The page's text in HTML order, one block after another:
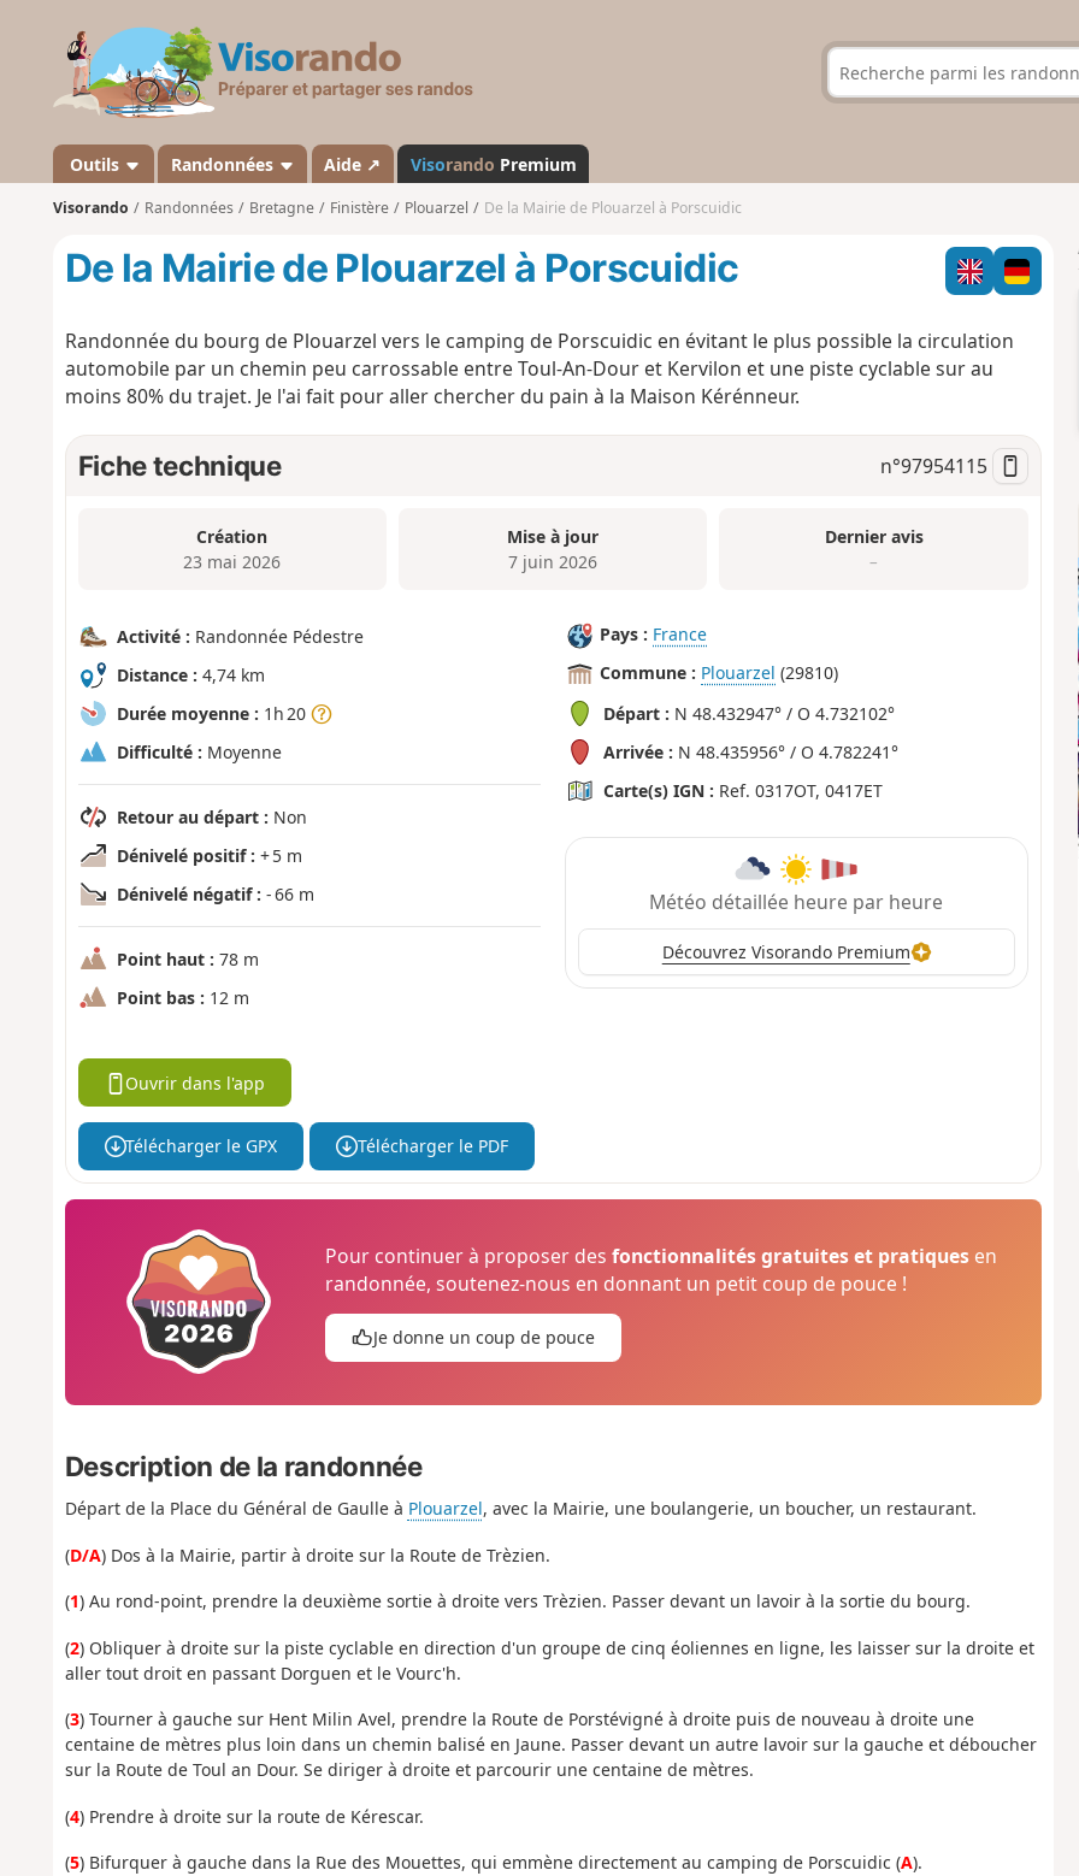
s
a
n
d
Outils Randonnées Aide ↗ Visorando Premium
Visorando Randonnées Bretagne Finistère Plouarzel De la Mairie de Plouarzel à Porscuidic
De la Mairie de Plouarzel à Porscuidic
Randonnée du bourg de Plouarzel vers le camping de Porscuidic en évitant le plus possible la circulation
automobile par un chemin peu carrossable entre Toul-An-Dour et Kervilon et une piste cyclable sur au
moins 80% du trajet. Je l'ai fait pour aller chercher du pain à la Maison Kérénneur.
Fiche technique n°97954115
Création
23 mai 2026
Mise à jour
7 juin 2026
Dernier avis
–
Activité : Randonnée Pédestre
Distance : 4,74 km
Durée moyenne : 1h 20
Difficulté : Moyenne
Retour au départ : Non
Dénivelé positif : + 5 m
Dénivelé négatif : - 66 m
Point haut : 78 m
Point bas : 12 m
Pays : France
Commune : Plouarzel (29810)
Départ : N 48.432947° / O 4.732102°
Arrivée : N 48.435956° / O 4.782241°
Carte(s) IGN : Ref. 0317OT, 0417ET
Météo détaillée heure par heure
Découvrez Visorando Premium
Ouvrir dans l'app
Télécharger le GPX Télécharger le PDF
Pour continuer à proposer desfonctionnalités gratuites et pratiques en
randonnée, soutenez-nous en donnant un petit coup de pouce !
Je donne un coup de pouce
Description de la randonnée
Départ de la Place du Général de Gaulle à Plouarzel, avec la Mairie, une boulangerie, un boucher, un restaurant.
(D/A) Dos à la Mairie, partir à droite sur la Route de Trèzien.
(1) Au rond-point, prendre la deuxième sortie à droite vers Trèzien. Passer devant un lavoir à la sortie du bourg.
(2) Obliquer à droite sur la piste cyclable en direction d'un groupe de cinq éoliennes en ligne, les laisser sur la droite et
aller tout droit en passant Dorguen et le Vourc'h.
(3) Tourner à gauche sur Hent Milin Avel, prendre la Route de Porstévigné à droite puis de nouveau à droite une
centaine de mètres plus loin dans un chemin balisé en Jaune. Passer devant un autre lavoir sur la gauche et déboucher
sur la Route de Toul an Dour. Se diriger à droite et parcourir une centaine de mètres.
(4) Prendre à droite sur la route de Kérescar.
(5) Bifurquer à gauche dans la Rue des Mouettes, qui emmène directement au camping de Porscuidic (A).